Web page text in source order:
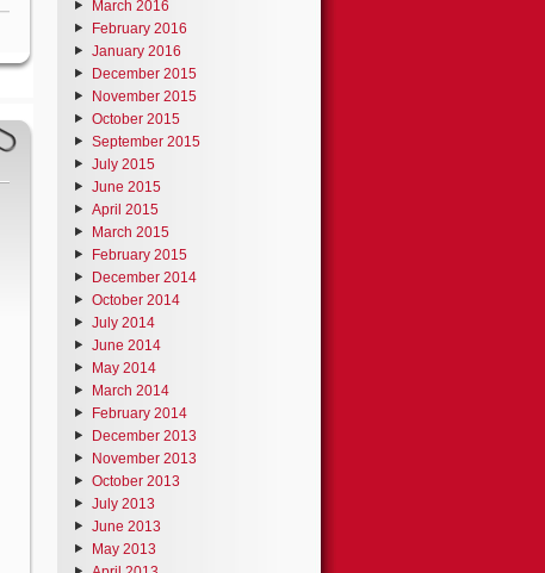
March 2016
February 2016
January 2016
December 2015
November 2015
October 2015
September 2015
July 2015
June 2015
April 2015
March 2015
February 2015
December 2014
October 2014
July 2014
June 2014
May 2014
March 2014
February 2014
December 2013
November 2013
October 2013
July 2013
June 2013
May 2013